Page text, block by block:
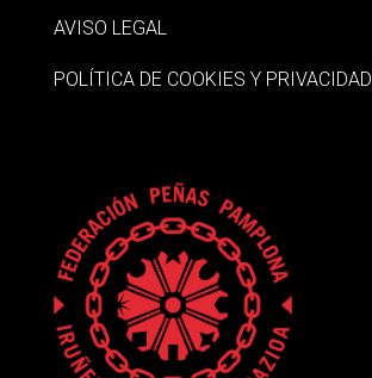
AVISO LEGAL
POLÍTICA DE COOKIES Y PRIVACIDAD